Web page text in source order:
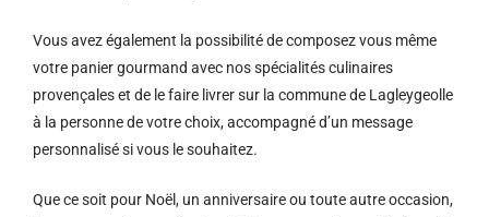
Vous avez également la possibilité de composez vous même
votre panier gourmand avec nos spécialités culinaires
provençales et de le faire livrer sur la commune de Lagleygeolle
à la personne de votre choix, accompagné d’un message
personnalisé si vous le souhaitez.
Que ce soit pour Noël, un anniversaire ou toute autre occasion,